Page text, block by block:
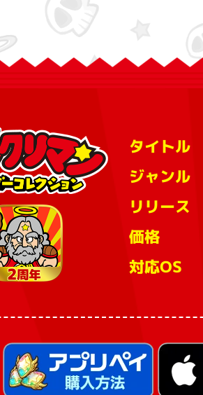
タイトル
ジャンル
リリース
価格
対応OS